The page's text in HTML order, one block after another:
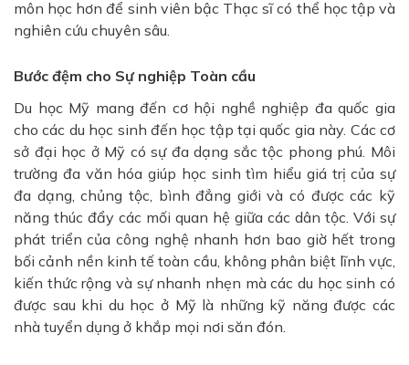
môn học hơn để sinh viên bậc Thạc sĩ có thể học tập và
nghiên cứu chuyên sâu.
Bước đệm cho Sự nghiệp Toàn cầu
Du học Mỹ mang đến cơ hội nghề nghiệp đa quốc gia
cho các du học sinh đến học tập tại quốc gia này. Các cơ
sở đại học ở Mỹ có sự đa dạng sắc tộc phong phú. Môi
trường đa văn hóa giúp học sinh tìm hiểu giá trị của sự
đa dạng, chủng tộc, bình đẳng giới và có được các kỹ
năng thúc đẩy các mối quan hệ giữa các dân tộc. Với sự
phát triển của công nghệ nhanh hơn bao giờ hết trong
bối cảnh nền kinh tế toàn cầu, không phân biệt lĩnh vực,
kiến ​​thức rộng và sự nhanh nhẹn mà các du học sinh có
được sau khi du học ở Mỹ là những kỹ năng được các
nhà tuyển dụng ở khắp mọi nơi săn đón.